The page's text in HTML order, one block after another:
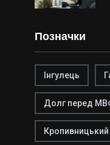
Позначки
Інгулець
Долг перед
Кропивницький